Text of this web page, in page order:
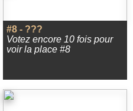
#8 - ???
Votez encore 10 fois pour
voir la place #8